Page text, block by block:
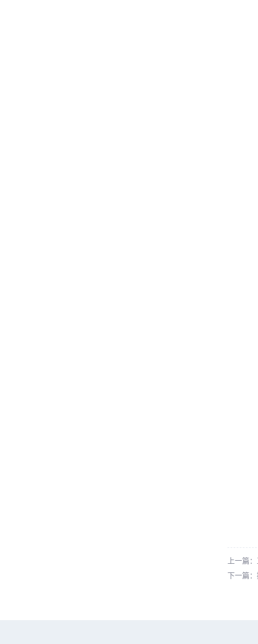
上一篇：
下一篇